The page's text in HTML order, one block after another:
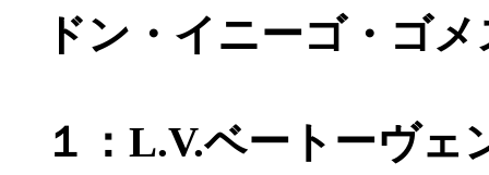
ドン・イニーゴ・ゴ
１：L.V.ベートーヴェ